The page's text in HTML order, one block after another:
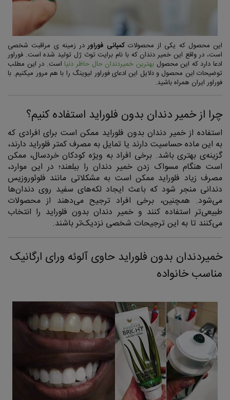
این محصول که یکی از محصولاتکمپانی فوراوردر زمینه ی مراقبت شخصی
است، در واقع این خمیر دندان که با نام برایت توث ژل تولید شده است. فوراور
ادعا دارد که این محصولبهترین خمیردندان حال حاظر دنیا است. در این مطلب
توضیحات این محصول و دلایل این ادعای فوراور لیوینگ را با هم مرور میکنیم. با
فوراور ایران همراه باشید.
چرا از خمیر دندان بدون فلوراید استفاده کنیم؟
استفاده از خمیر دندان بدون فلوراید ممکن است برای افرادی که
به این ماده حساسیت دارند یا تمایل به مصرف کمتر فلوراید دارند،
گزینه‌ی بهتری باشد. برخی افراد به ویژه کودکان خردسال، ممکن
است هنگام مسواک زدن خمیر دندان را ببلعند؛ در این موارد،
مصرف زیاد فلوراید ممکن است به مشکلاتی مانند فلوئوروزیس
دندانی منجر شود که باعث ایجاد لکه‌های سفید روی دندان‌ها
می‌شود. همچنین، برخی افراد ترجیح می‌دهند از محصولات
طبیعی‌تر استفاده کنند و خمیر دندان بدون فلوراید را انتخاب
می‌کنند تا به این ترجیحات شخصی نزدیک‌تر باشند.
خمیردندان بدون فلوراید حاوی آلوئه ورای ارگانیک
مناسب خانواده